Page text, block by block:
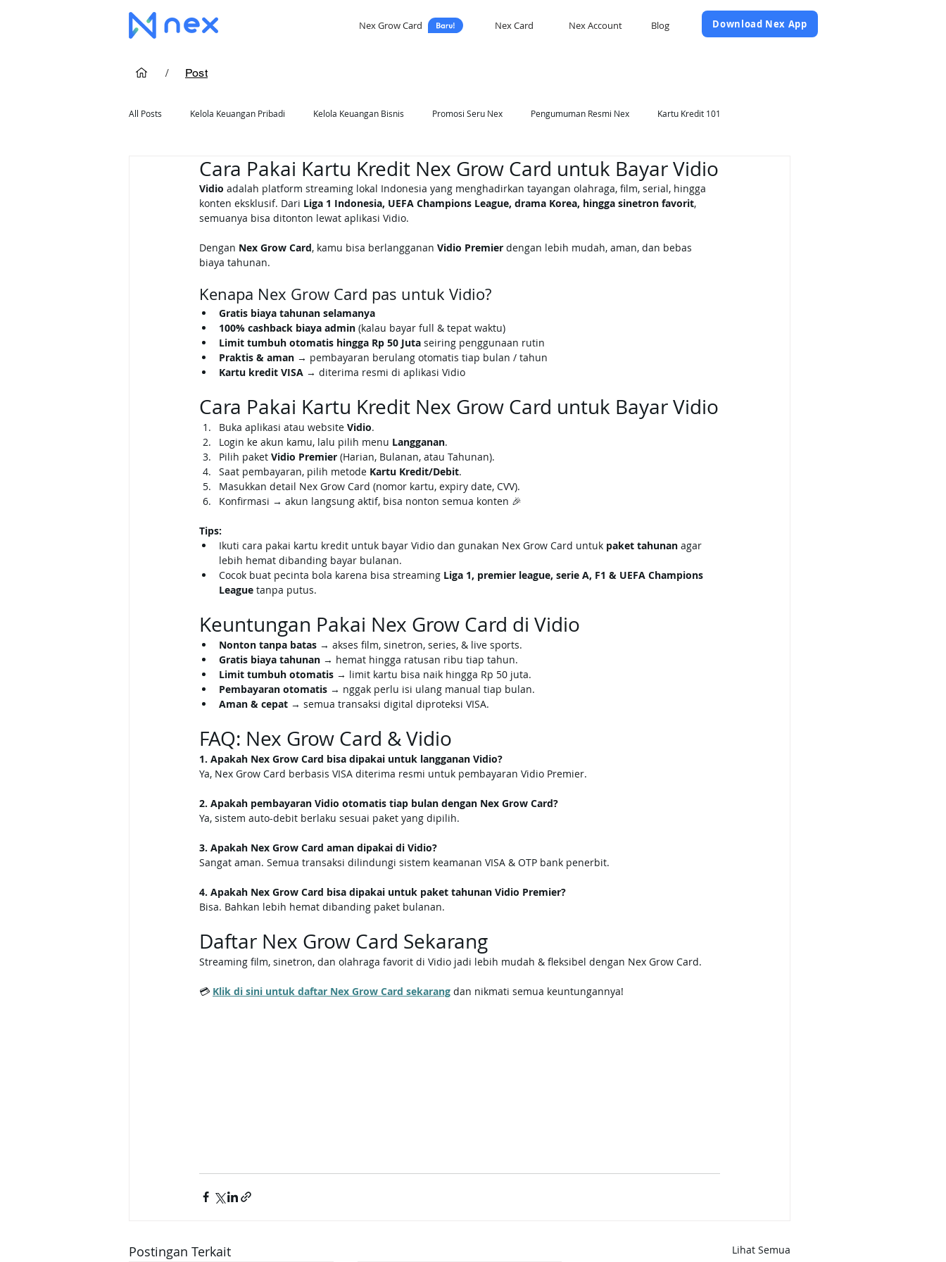
Daftar Sekarang
Nex Grow Card Nex Card Nex Account Blog Download Nex App
/ Post
All Posts Kelola Keuangan Pribadi Kelola Keuangan Bisnis Promosi Seru Nex Pengumuman Resmi Nex Kartu Kredit 101
Cara Pakai Kartu Kredit Rekomendasi Nex Self Development
Cara Pakai Kartu Kredit Nex Grow Card untuk Bayar Vidio
Vidio adalah platform streaming lokal Indonesia yang menghadirkan tayangan olahraga, film, serial, hingga
konten eksklusif. Dari Liga 1 Indonesia, UEFA Champions League, drama Korea, hingga sinetron favorit,
semuanya bisa ditonton lewat aplikasi Vidio.
Dengan Nex Grow Card, kamu bisa berlangganan Vidio Premier dengan lebih mudah, aman, dan bebas
biaya tahunan.
Kenapa Nex Grow Card pas untuk Vidio?
Gratis biaya tahunan selamanya
100% cashback biaya admin (kalau bayar full & tepat waktu)
Limit tumbuh otomatis hingga Rp 50 Juta seiring penggunaan rutin
Praktis & aman → pembayaran berulang otomatis tiap bulan / tahun
Kartu kredit VISA → diterima resmi di aplikasi Vidio
Cara Pakai Kartu Kredit Nex Grow Card untuk Bayar Vidio
Buka aplikasi atau website Vidio.
Login ke akun kamu, lalu pilih menu Langganan.
Pilih paket Vidio Premier (Harian, Bulanan, atau Tahunan).
Saat pembayaran, pilih metode Kartu Kredit/Debit.
Masukkan detail Nex Grow Card (nomor kartu, expiry date, CVV).
Konfirmasi → akun langsung aktif, bisa nonton semua konten 🎉
Tips:
Ikuti cara pakai kartu kredit untuk bayar Vidio dan gunakan Nex Grow Card untuk paket tahunan agar
lebih hemat dibanding bayar bulanan.
Cocok buat pecinta bola karena bisa streaming Liga 1, premier league, serie A, F1 & UEFA Champions
League tanpa putus.
Keuntungan Pakai Nex Grow Card di Vidio
Nonton tanpa batas → akses film, sinetron, series, & live sports.
Gratis biaya tahunan → hemat hingga ratusan ribu tiap tahun.
Limit tumbuh otomatis → limit kartu bisa naik hingga Rp 50 juta.
Pembayaran otomatis → nggak perlu isi ulang manual tiap bulan.
Aman & cepat → semua transaksi digital diproteksi VISA.
FAQ: Nex Grow Card & Vidio
1. Apakah Nex Grow Card bisa dipakai untuk langganan Vidio?
Ya, Nex Grow Card berbasis VISA diterima resmi untuk pembayaran Vidio Premier.
2. Apakah pembayaran Vidio otomatis tiap bulan dengan Nex Grow Card?
Ya, sistem auto-debit berlaku sesuai paket yang dipilih.
3. Apakah Nex Grow Card aman dipakai di Vidio?
Sangat aman. Semua transaksi dilindungi sistem keamanan VISA & OTP bank penerbit.
4. Apakah Nex Grow Card bisa dipakai untuk paket tahunan Vidio Premier?
Bisa. Bahkan lebih hemat dibanding paket bulanan.
Daftar Nex Grow Card Sekarang
Streaming film, sinetron, dan olahraga favorit di Vidio jadi lebih mudah & fleksibel dengan Nex Grow Card.
💳 Klik di sini untuk daftar Nex Grow Card sekarang dan nikmati semua keuntungannya!
Postingan Terkait Lihat Semua